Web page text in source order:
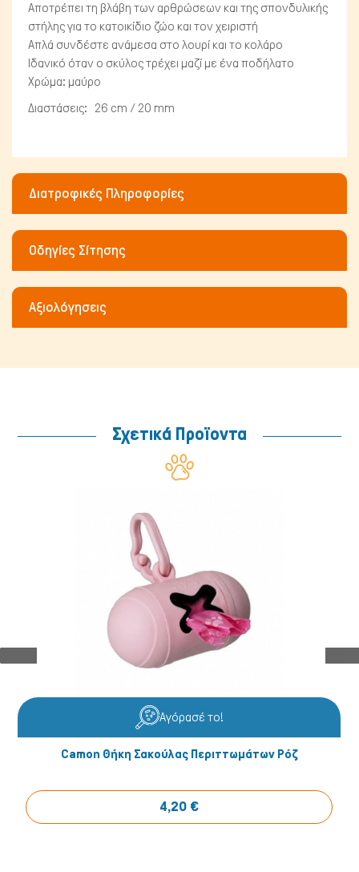
Μικρά ζώα
Ψάρια/Ερπετά
Αποτρέπει τη βλάβη των αρθρώσεων και της σπονδυλικής
στήλης για το κατοικίδιο ζώο και τον χειριστή
Απλά συνδέστε ανάμεσα στο λουρί και το κολάρο
Ιδανικό όταν ο σκύλος τρέχει μαζί με ένα ποδήλατο
Χρώμα: μαύρο
Διαστάσεις: 26 cm / 20 mm
Διατροφικές Πληροφορίες
Οδηγίες Σίτησης
Αξιολόγησεις
Σχετικά Προϊοντα
Αγόρασέ το!
Camon Θήκη Σακούλας Περιττωμάτων Ρόζ
4,20 €